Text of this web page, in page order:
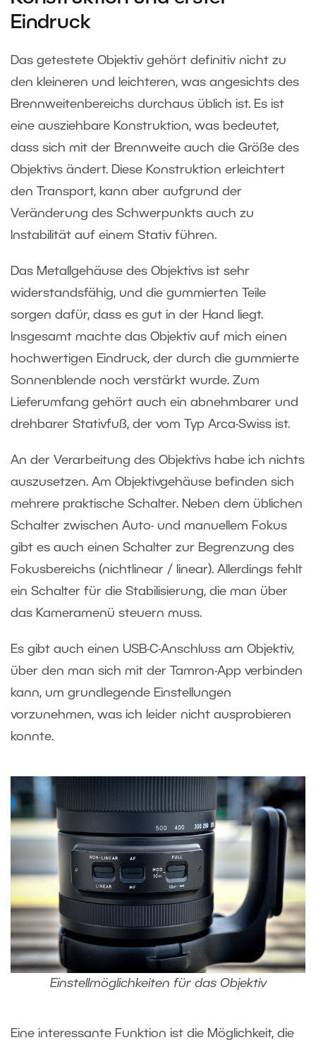
Eindruck
Das getestete Objektiv gehört definitiv nicht zu
den kleineren und leichteren, was angesichts des
Brennweitenbereichs durchaus üblich ist. Es ist
eine ausziehbare Konstruktion, was bedeutet,
dass sich mit der Brennweite auch die Größe des
Objektivs ändert. Diese Konstruktion erleichtert
den Transport, kann aber aufgrund der
Veränderung des Schwerpunkts auch zu
Instabilität auf einem Stativ führen.
Das Metallgehäuse des Objektivs ist sehr
widerstandsfähig, und die gummierten Teile
sorgen dafür, dass es gut in der Hand liegt.
Insgesamt machte das Objektiv auf mich einen
hochwertigen Eindruck, der durch die gummierte
Sonnenblende noch verstärkt wurde. Zum
Lieferumfang gehört auch ein abnehmbarer und
drehbarer Stativfuß, der vom Typ Arca-Swiss ist.
An der Verarbeitung des Objektivs habe ich nichts
auszusetzen. Am Objektivgehäuse befinden sich
mehrere praktische Schalter. Neben dem üblichen
Schalter zwischen Auto- und manuellem Fokus
gibt es auch einen Schalter zur Begrenzung des
Fokusbereichs (nichtlinear / linear). Allerdings fehlt
ein Schalter für die Stabilisierung, die man über
das Kameramenü steuern muss.
Es gibt auch einen USB-C-Anschluss am Objektiv,
über den man sich mit der Tamron-App verbinden
kann, um grundlegende Einstellungen
vorzunehmen, was ich leider nicht ausprobieren
konnte.
Einstellmöglichkeiten für das Objektiv
Eine interessante Funktion ist die Möglichkeit, die